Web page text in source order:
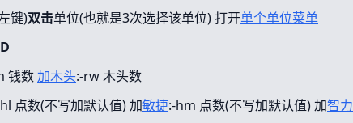
键)双击单位(也就是3次选择该单位) 打开单个单位菜单
钱数加木头:-rw 木头数
点数(不写加默认值) 加敏捷:-hm 点数(不写加默认值) 加智力